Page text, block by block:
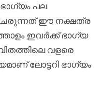
പല
ഈ നക്ഷത്ര
ഇവർക്ക് ഭാഗ്യ
വളരെ
ലോട്ടറി ഭാഗ്യം